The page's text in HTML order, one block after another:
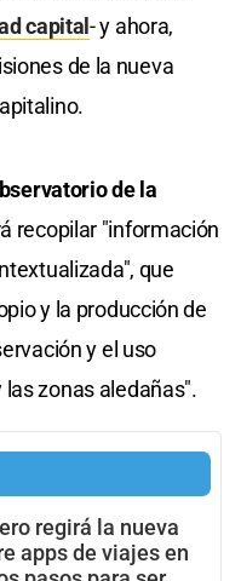
capital- y ahora,
de la nueva
de la
recopilar "información
que
y la producción de
y el uso
zonas aledañas".
regirá la nueva
apps de viajes en